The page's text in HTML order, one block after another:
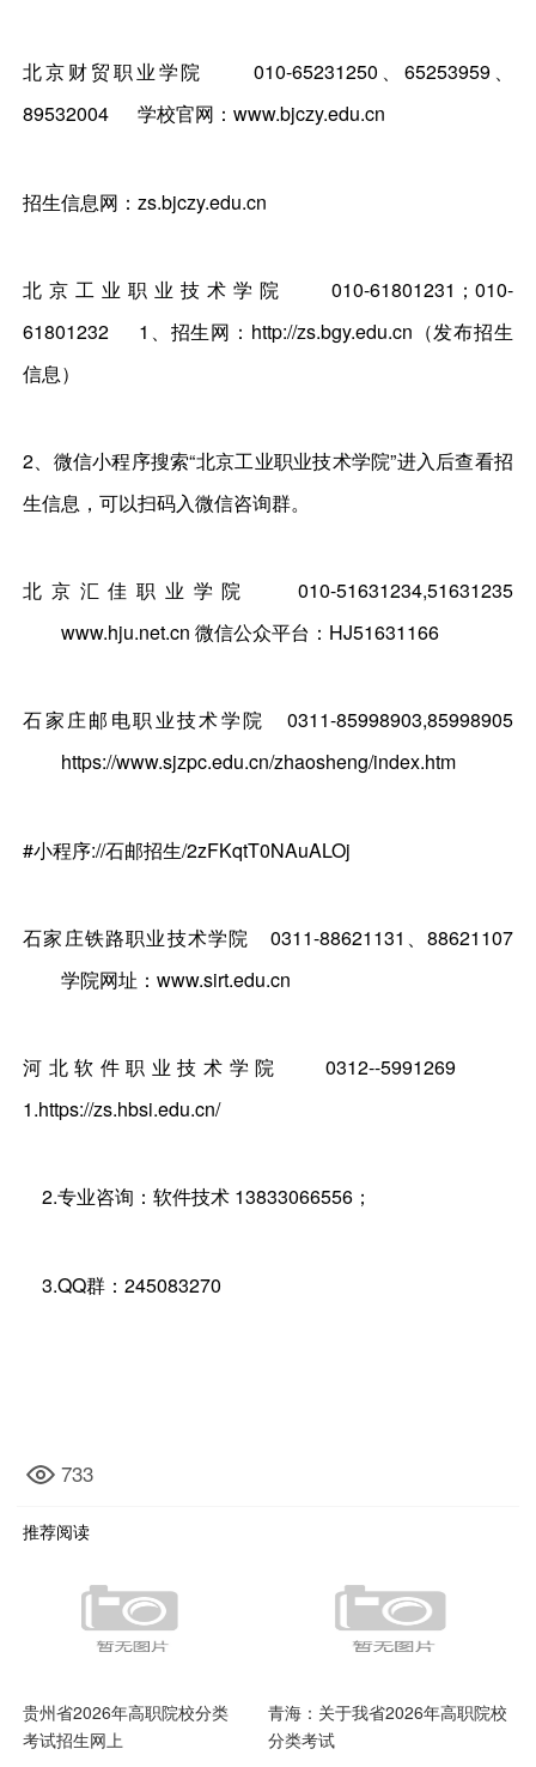
北京财贸职业学院
010-65231250、65253959、
89532004
学校官网：www.bjczy.edu.cn
招生信息网：zs.bjczy.edu.cn
北京工业职业技术学院
010-61801231；010-
61801232
1、招生网：http://zs.bgy.edu.cn（发布招生
信息）
2、微信小程序搜索“北京工业职业技术学院”进入后查看招
生信息，可以扫码入微信咨询群。
北京汇佳职业学院
010-51631234,51631235
www.hju.net.cn 微信公众平台：HJ51631166
石家庄邮电职业技术学院
0311-85998903,85998905
https://www.sjzpc.edu.cn/zhaosheng/index.htm
#小程序://石邮招生/2zFKqtT0NAuALOj
石家庄铁路职业技术学院
0311-88621131、88621107
学院网址：www.sirt.edu.cn
河北软件职业技术学院
0312--5991269
1.https://zs.hbsi.edu.cn/
2.专业咨询：软件技术 13833066556；
3.QQ群：245083270
733
推荐阅读
贵州省2026年高职院校分类
考试招生网上
青海：关于我省2026年高职院校
分类考试